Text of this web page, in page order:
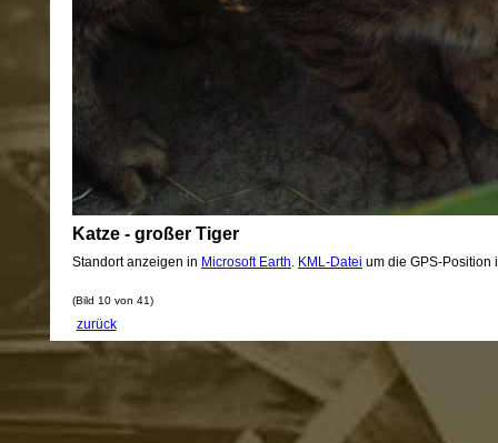
Katze - großer Tiger
Standort anzeigen in Microsoft Earth KML-Datei um die GPS-Position
(Bild 10 von 41)
zurück